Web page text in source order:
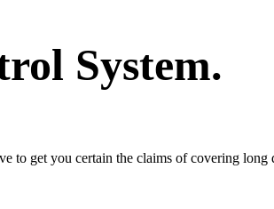
System.
to get you certain the claims of covering long